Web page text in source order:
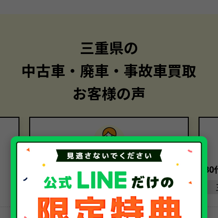
三重県の
中古車・廃車・事故車買取
お客様の声
30代・女性
三重県